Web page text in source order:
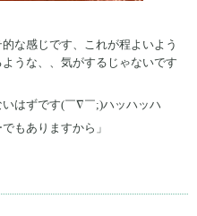
な感じです、これが程よいよう
うな、、気がするじゃないです
はずです(￣∇￣;)ハッハッハ
もありますから」